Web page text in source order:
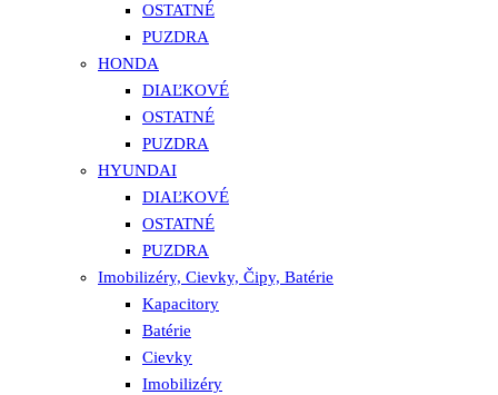
OSTATNÉ
PUZDRA
HONDA
DIAĽKOVÉ
OSTATNÉ
PUZDRA
HYUNDAI
DIAĽKOVÉ
OSTATNÉ
PUZDRA
Imobilizéry, Cievky, Čipy, Batérie
Kapacitory
Batérie
Cievky
Imobilizéry